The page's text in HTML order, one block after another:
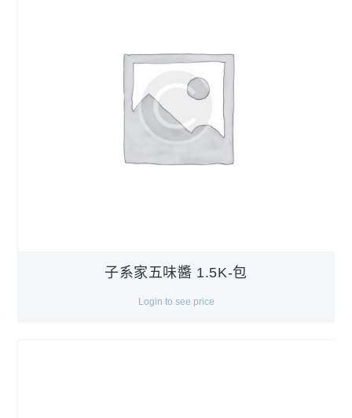
子系家五味醬 1.5K-包
Login to see price